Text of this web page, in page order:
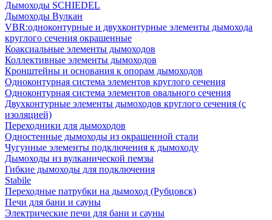
Дымоходы SCHIEDEL
Дымоходы Вулкан
VBR:одноконтурные и двухконтурные элементы дымохода
круглого сечения окрашенные
Коаксиальные элементы дымоходов
Коллективные элементы дымоходов
Кронштейны и основания к опорам дымоходов
Одноконтурная система элементов круглого сечения
Одноконтурная система элементов овального сечения
Двухконтурные элементы дымоходов круглого сечения (с
изоляцией)
Переходники для дымоходов
Одностенные дымоходы из окрашенной стали
Чугунные элементы подключения к дымоходу
Дымоходы из вулканической пемзы
Гибкие дымоходы для подключения
Stabile
Переходные патрубки на дымоход (Рубцовск)
Печи для бани и сауны
Электрические печи для бани и сауны